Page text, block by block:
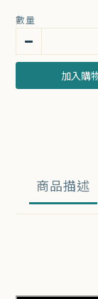
數量
加入購
商品描述